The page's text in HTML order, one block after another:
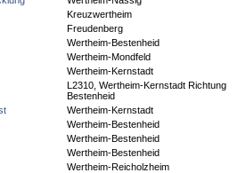
Kreuzwertheim
Freudenberg
Wertheim-Bestenheid
Wertheim-Mondfeld
Wertheim-Kernstadt
L2310, Wertheim-Kernstadt Richtung
Bestenheid
Wertheim-Kernstadt
Wertheim-Bestenheid
Wertheim-Bestenheid
Wertheim-Bestenheid
Wertheim-Reicholzheim